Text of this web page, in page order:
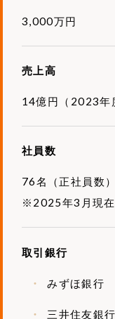
3,000万円
売上高
14億円（2023年
社員数
76名（正社員数）
※2025年3月現在
取引銀行
みずほ銀行
三井住友銀